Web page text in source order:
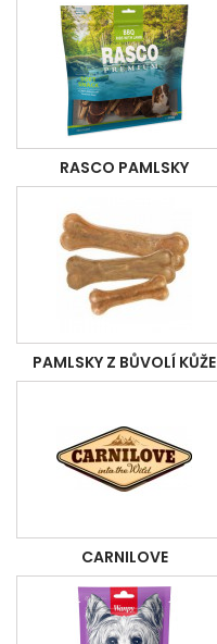
RASCO PAMLSKY
PAMLSKY Z BŮVOLÍ KŮŽE
CARNILOVE